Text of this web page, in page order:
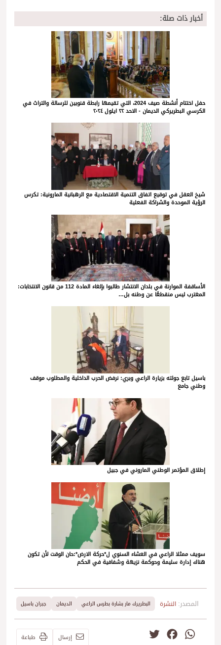
أخبار ذات صلة:
حفل اختتام أنشطة صيف 2024، التي تقيمها رابطة قنوبين للرسالة والتراث في
الكرسي البطريركي الديمان - الاحد ٢٢ ايلول ٢٠٢٤
شيخ العقل في توقيع اتفاق التنمية الاقتصادية مع الرهبانية المارونية: تكرس
الرؤية الموحدة والشراكة الفعلية
الأساقفة الموارنة في بلدان الانتشار طالبوا بإلغاء المادة 112 من قانون الانتخابات:
المغترب ليس منقطعًا عن وطنه بل…
باسيل تابع جولته بزيارة الراعي وبري: نرفض الحرب الداخلية والمطلوب موقف
وطني جامع
إطلاق المؤتمر الوطني الماروني في جبيل
سويف ممثلا الراعي في العشاء السنوي ل*حركة الارض*:حان الوقت لأن تكون
هناك إدارة سليمة وحوكمة نزيهة وشفافية في الحكم
المصدر: النشرة البطريرك مار بشارة بطرس الراعي الديمان ​جبران باسيل
WhatsApp
Facebook إرسال طباعة